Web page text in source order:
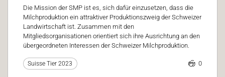
Die Mission der SMP ist es, sich dafür einzusetzen, dass die
Milchproduktion ein attraktiver Produktionszweig der Schweizer
Landwirtschaft ist. Zusammen mit den
Mitgliedsorganisationen orientiert sich ihre Ausrichtung an den
übergeordneten Interessen der Schweizer Milchproduktion.
Suisse Tier 2023 0